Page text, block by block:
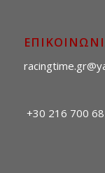
+30 216 700